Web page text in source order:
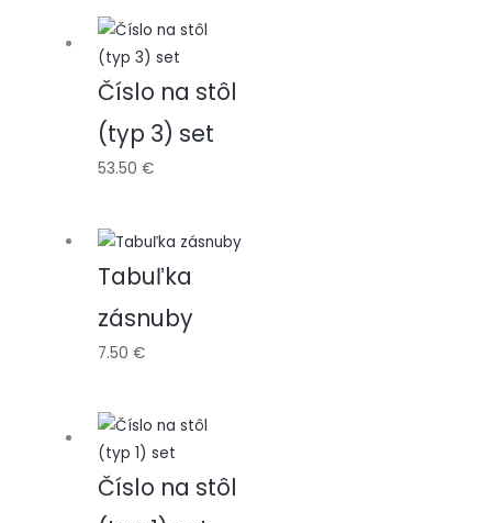
Číslo na stôl
(typ 3) set
53.50€
Tabuľka
zásnuby
7.50€
Číslo na stôl